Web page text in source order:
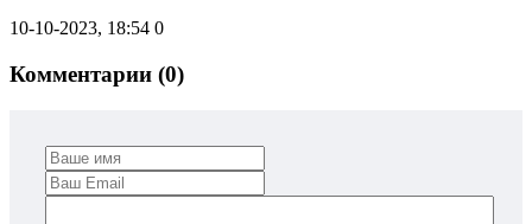
10-10-2023, 18:54 0
Комментарии (0)